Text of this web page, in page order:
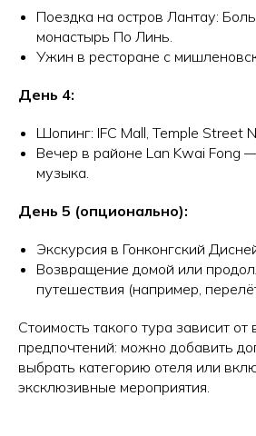
Поездка на остров Лантау:
монастырь По Линь.
Ужин в ресторане с
День 4:
Шопинг: IFC Mall, Temple Street
Вечер в районе Lan Kwai Fong
музыка.
День 5 (опционально):
Экскурсия в Гонконгский
Возвращение домой или
путешествия (например,
Стоимость такого тура зависит
предпочтений: можно добавить
выбрать категорию отеля или
эксклюзивные мероприятия.